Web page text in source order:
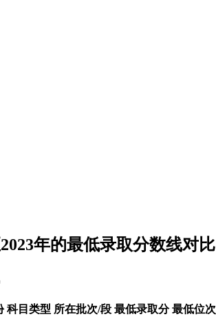
年的最低录取分数线对比
科目类型 所在批次/段 最低录取分 最低位次